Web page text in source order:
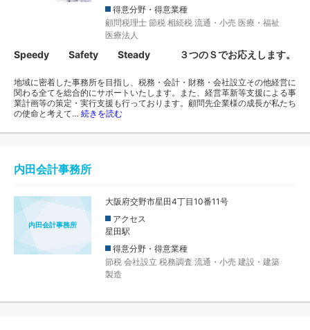
得意分野・得意業種
顧問税理士 節税 相続税 流通・小売 医療・福祉
医療法人
Speedy Safety Steady ３つのＳでお応えします。
地域に密着した事務所を目指し、税務・会計・財務・会社設立その他経営に
関わる全てを総合的にサポートいたします。また、経営革新等支援による事
業計画等の策定・実行支援も行っております。顧問先企業様の成長が私たち
の使命と考えて… 続きを読む
内田会計事務所
内田会計事務所
大阪府交野市星田4丁目10番11号
アクセス
星田駅
得意分野・得意業種
節税 会社設立 税務調査 流通・小売 建設・建築
製造